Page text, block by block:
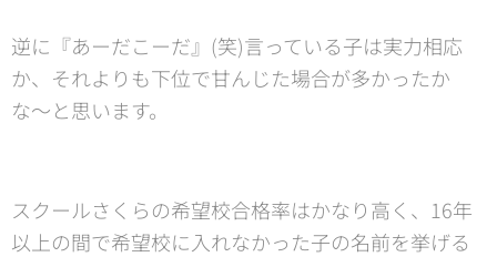
逆に『あーだこーだ』(笑)言っている子は実力相応
か、それよりも下位で甘んじた場合が多かったか
な〜と思います。
スクールさくらの希望校合格率はかなり高く、16年
以上の間で希望校に入れなかった子の名前を挙げる